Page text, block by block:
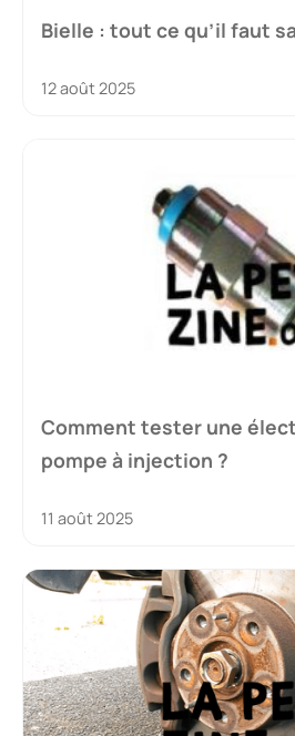
Bielle : tout ce qu’il faut
12 août 2025
Comment tester une
pompe à injection ?
11 août 2025